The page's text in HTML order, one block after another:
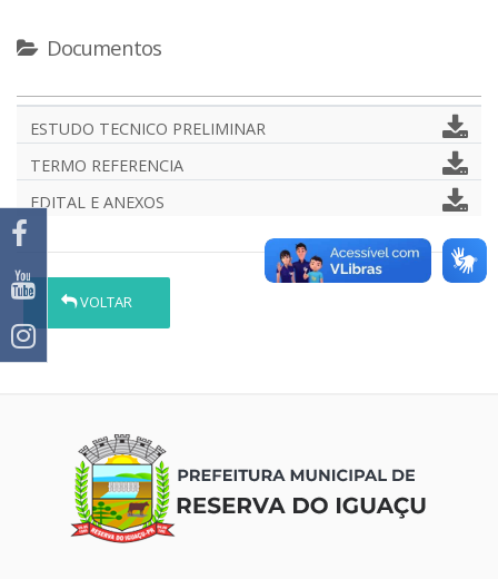
Documentos
ESTUDO TECNICO PRELIMINAR
TERMO REFERENCIA
EDITAL E ANEXOS
VOLTAR